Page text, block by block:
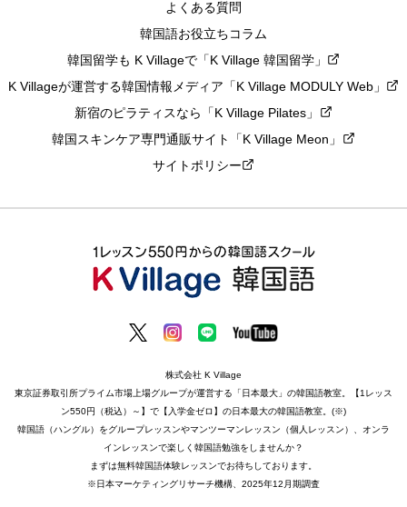
よくある質問
韓国語お役立ちコラム
韓国留学も K Villageで「K Village 韓国留学」
K Villageが運営する韓国情報メディア「K Village MODULY Web」
新宿のピラティスなら「K Village Pilates」
韓国スキンケア専門通販サイト「K Village Meon」
サイトポリシー
株式会社 K Village
東京証券取引所プライム市場上場グループが運営する「日本最大」の韓国語教室。【1レッス
ン550円（税込）～】で【入学金ゼロ】の日本最大の韓国語教室。(※)
韓国語（ハングル）をグループレッスンやマンツーマンレッスン（個人レッスン）、オンラ
インレッスンで楽しく韓国語勉強をしませんか？
まずは無料韓国語体験レッスンでお待ちしております。
※日本マーケティングリサーチ機構、2025年12月期調査